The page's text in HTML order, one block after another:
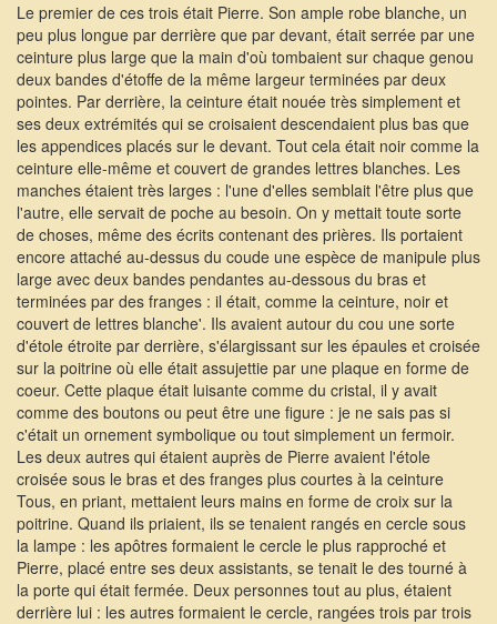
Le premier de ces trois était Pierre. Son ample robe blanche, un
peu plus longue par derrière que par devant, était serrée par une
ceinture plus large que la main d'où tombaient sur chaque genou
deux bandes d'étoffe de la même largeur terminées par deux
pointes. Par derrière, la ceinture était nouée très simplement et
ses deux extrémités qui se croisaient descendaient plus bas que
les appendices placés sur le devant. Tout cela était noir comme la
ceinture elle-même et couvert de grandes lettres blanches. Les
manches étaient très larges : l'une d'elles semblait l'être plus que
l'autre, elle servait de poche au besoin. On y mettait toute sorte
de choses, même des écrits contenant des prières. Ils portaient
encore attaché au-dessus du coude une espèce de manipule plus
large avec deux bandes pendantes au-dessous du bras et
terminées par des franges : il était, comme la ceinture, noir et
couvert de lettres blanche'. Ils avaient autour du cou une sorte
d'étole étroite par derrière, s'élargissant sur les épaules et croisée
sur la poitrine où elle était assujettie par une plaque en forme de
coeur. Cette plaque était luisante comme du cristal, il y avait
comme des boutons ou peut être une figure : je ne sais pas si
c'était un ornement symbolique ou tout simplement un fermoir.
Les deux autres qui étaient auprès de Pierre avaient l'étole
croisée sous le bras et des franges plus courtes à la ceinture
Tous, en priant, mettaient leurs mains en forme de croix sur la
poitrine. Quand ils priaient, ils se tenaient rangés en cercle sous
la lampe : les apôtres formaient le cercle le plus rapproché et
Pierre, placé entre ses deux assistants, se tenait le des tourné à
la porte qui était fermée. Deux personnes tout au plus, étaient
derrière lui : les autres formaient le cercle, rangées trois par trois